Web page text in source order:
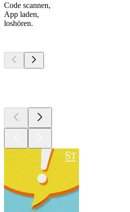
Code scannen,
App laden,
loshören.